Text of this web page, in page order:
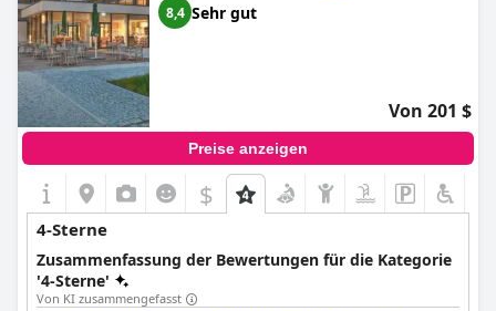
8,4 Sehr gut
Von 201 $
Preise anzeigen
$
4-Sterne
Zusammenfassung der Bewertungen für die Kategorie
'4-Sterne'
Von KI zusammengefasst